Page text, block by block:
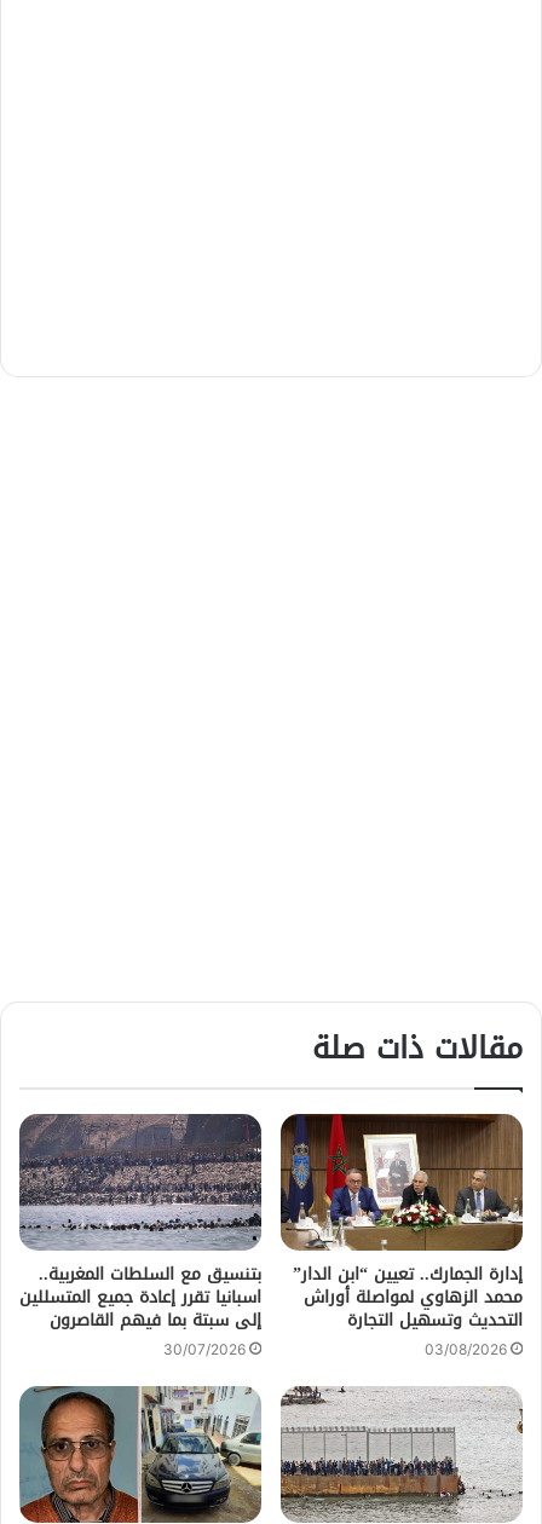
مقالات ذات صلة
إدارة الجمارك.. تعيين “ابن الدار”
محمد الزهاوي لمواصلة أوراش
التحديث وتسهيل التجارة
03/08/2026
بتنسيق مع السلطات المغربية..
اسبانيا تقرر إعادة جميع المتسللين
إلى سبتة بما فيهم القاصرون
30/07/2026